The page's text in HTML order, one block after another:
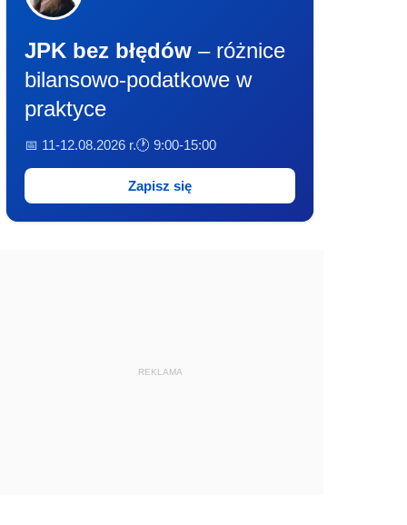
JPK bez błędów – różnice
bilansowo-podatkowe w
praktyce
📅 11-12.08.2026 r.🕐 9:00-15:00
Zapisz się
REKLAMA